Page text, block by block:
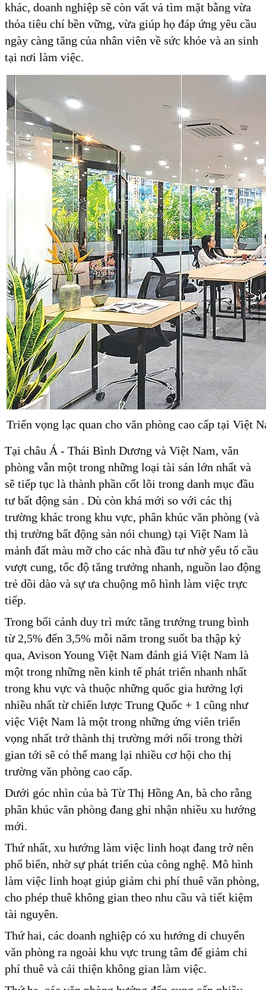
khác, doanh nghiệp sẽ còn vất vả tìm mặt bằng vừa
thỏa tiêu chí bền vững, vừa giúp họ đáp ứng yêu cầu
ngày càng tăng của nhân viên về sức khỏe và an sinh
tại nơi làm việc.
Triển vọng lạc quan cho văn phòng cao cấp tại Việt
Tại châu Á - Thái Bình Dương và Việt Nam, văn
phòng vẫn một trong những loại tài sản lớn nhất và
sẽ tiếp tục là thành phần cốt lõi trong danh mục đầu
tư bất động sản . Dù còn khá mới so với các thị
trường khác trong khu vực, phân khúc văn phòng (và
thị trường bất động sản nói chung) tại Việt Nam là
mảnh đất màu mỡ cho các nhà đầu tư nhờ yếu tố cầu
vượt cung, tốc độ tăng trưởng nhanh, nguồn lao động
trẻ dồi dào và sự ưa chuộng mô hình làm việc trực
tiếp.
Trong bối cảnh duy trì mức tăng trưởng trung bình
từ 2,5% đến 3,5% mỗi năm trong suốt ba thập kỷ
qua, Avison Young Việt Nam đánh giá Việt Nam là
một trong những nền kinh tế phát triển nhanh nhất
trong khu vực và thuộc những quốc gia hưởng lợi
nhiều nhất từ chiến lược Trung Quốc + 1 cũng như
việc Việt Nam là một trong những ứng viên triển
vọng nhất trở thành thị trường mới nổi trong thời
gian tới sẽ có thể mang lại nhiều cơ hội cho thị
trường văn phòng cao cấp.
Dưới góc nhìn của bà Từ Thị Hồng An, bà cho rằng
phân khúc văn phòng đang ghi nhận nhiều xu hướng
mới.
Thứ nhất, xu hướng làm việc linh hoạt đang trở nên
phổ biến, nhờ sự phát triển của công nghệ. Mô hình
làm việc linh hoạt giúp giảm chi phí thuê văn phòng,
cho phép thuê không gian theo nhu cầu và tiết kiệm
tài nguyên.
Thứ hai, các doanh nghiệp có xu hướng di chuyển
văn phòng ra ngoài khu vực trung tâm để giảm chi
phí thuê và cải thiện không gian làm việc.